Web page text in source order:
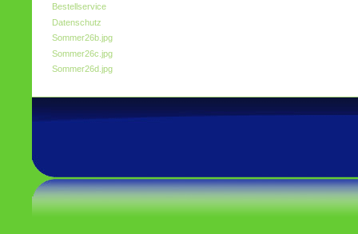
Bestellservice
Datenschutz
Sommer26b.jpg
Sommer26c.jpg
Sommer26d.jpg